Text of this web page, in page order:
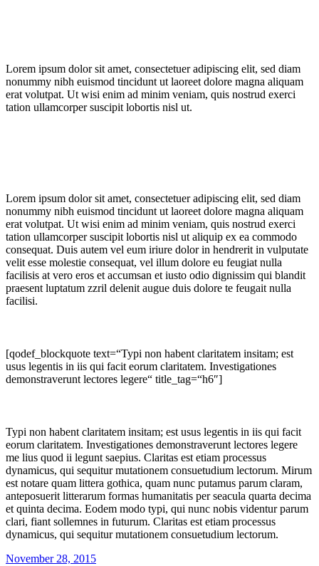
Lorem ipsum dolor sit amet, consectetuer adipiscing elit, sed diam
nonummy nibh euismod tincidunt ut laoreet dolore magna aliquam
erat volutpat. Ut wisi enim ad minim veniam, quis nostrud exerci
tation ullamcorper suscipit lobortis nisl ut.
Lorem ipsum dolor sit amet, consectetuer adipiscing elit, sed diam
nonummy nibh euismod tincidunt ut laoreet dolore magna aliquam
erat volutpat. Ut wisi enim ad minim veniam, quis nostrud exerci
tation ullamcorper suscipit lobortis nisl ut aliquip ex ea commodo
consequat. Duis autem vel eum iriure dolor in hendrerit in vulputate
velit esse molestie consequat, vel illum dolore eu feugiat nulla
facilisis at vero eros et accumsan et iusto odio dignissim qui blandit
praesent luptatum zzril delenit augue duis dolore te feugait nulla
facilisi.
[qodef_blockquote text=“Typi non habent claritatem insitam; est
usus legentis in iis qui facit eorum claritatem. Investigationes
demonstraverunt lectores legere“ title_tag=“h6″]
Typi non habent claritatem insitam; est usus legentis in iis qui facit
eorum claritatem. Investigationes demonstraverunt lectores legere
me lius quod ii legunt saepius. Claritas est etiam processus
dynamicus, qui sequitur mutationem consuetudium lectorum. Mirum
est notare quam littera gothica, quam nunc putamus parum claram,
anteposuerit litterarum formas humanitatis per seacula quarta decima
et quinta decima. Eodem modo typi, qui nunc nobis videntur parum
clari, fiant sollemnes in futurum. Claritas est etiam processus
dynamicus, qui sequitur mutationem consuetudium lectorum.
Veröffentlicht
November 28, 2015